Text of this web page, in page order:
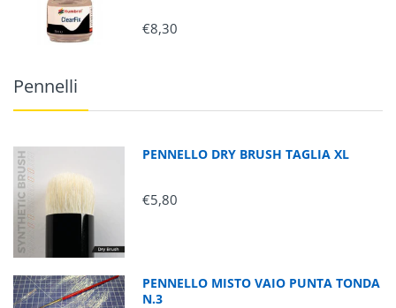
€8,30
Pennelli
PENNELLO DRY BRUSH TAGLIA XL
€5,80
PENNELLO MISTO VAIO PUNTA TONDA
N.3